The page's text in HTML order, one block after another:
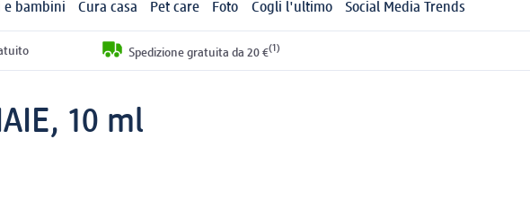
e bambini Cura casa Pet care Foto Cogli l'ultimo Social Media Trends
Spedizione gratuita da 20 €(1)
10 ml